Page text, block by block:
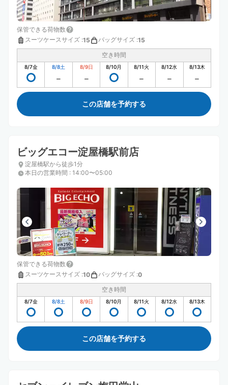
保管できる荷物数
スーツケースサイズ :15 バッグサイズ :15
空き時間
8/7金 8/8土 8/9日 8/10月 8/11火 8/12水 8/13木
この店舗を予約する
ビッグエコー淀屋橋駅前店
淀屋橋駅から徒歩1分
本日の営業時間 : 14:00〜05:00
保管できる荷物数
スーツケースサイズ :10 バッグサイズ :0
空き時間
8/7金 8/8土 8/9日 8/10月 8/11火 8/12水 8/13木
この店舗を予約する